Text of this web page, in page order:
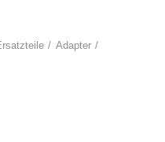
Adapter